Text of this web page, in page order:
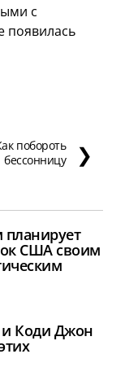
с
появилась
побороть
бессонницу
❯
планирует
США своим
Коди Джон